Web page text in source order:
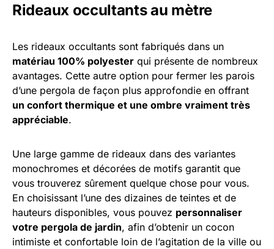
Rideaux occultants au mètre
Les rideaux occultants sont fabriqués dans un
matériau 100% polyester qui présente de nombreux
avantages. Cette autre option pour fermer les parois
d’une pergola de façon plus approfondie en offrant
un confort thermique et une ombre vraiment très
appréciable.
Une large gamme de rideaux dans des variantes
monochromes et décorées de motifs garantit que
vous trouverez sûrement quelque chose pour vous.
En choisissant l’une des dizaines de teintes et de
hauteurs disponibles, vous pouvez personnaliser
votre pergola de jardin, afin d’obtenir un cocon
intimiste et confortable loin de l’agitation de la ville ou